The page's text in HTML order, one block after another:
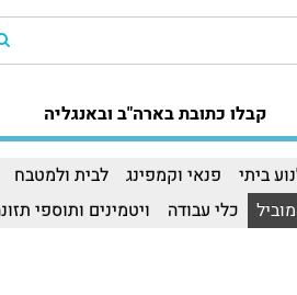
קבלו כתובת בארה"ב ובאנגליה
ביתי פנאי וקמפינג לבית ולמטבח
כלי עבודה ויטמינים ותוספי